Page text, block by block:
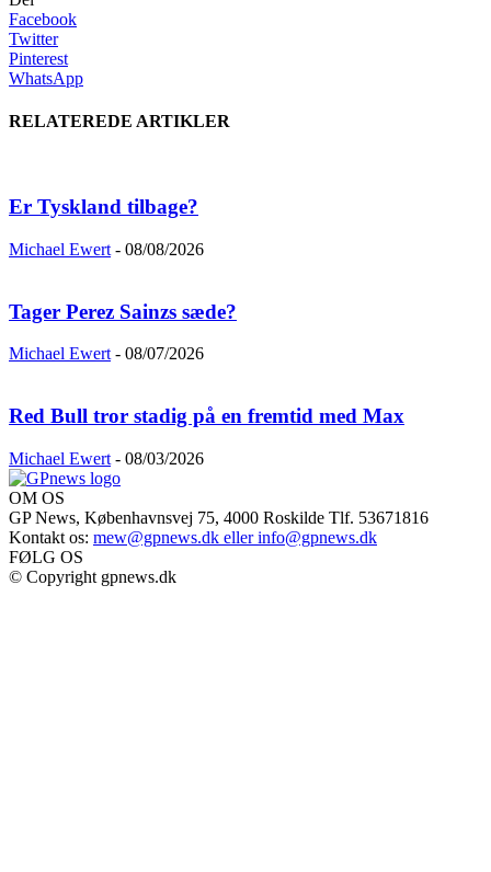
Facebook
Twitter
Pinterest
WhatsApp
RELATEREDE ARTIKLER
Er Tyskland tilbage?
Michael Ewert - 08/08/2026
Tager Perez Sainzs sæde?
Michael Ewert - 08/07/2026
Red Bull tror stadig på en fremtid med Max
Michael Ewert - 08/03/2026
OM OS
GP News, Københavnsvej 75, 4000 Roskilde Tlf. 53671816
Kontakt os: mew@gpnews.dk eller info@gpnews.dk
FØLG OS
© Copyright gpnews.dk